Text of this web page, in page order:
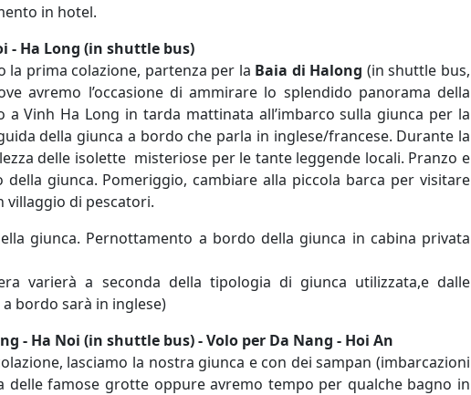
in hotel.
- Ha Long (in shuttle bus)
la prima colazione, partenza per la Baia di Halong (in shuttle bus,
avremo l’occasione di ammirare lo splendido panorama della
a Vinh Ha Long in tarda mattinata all’imbarco sulla giunca per la
della giunca a bordo che parla in inglese/francese. Durante la
delle isolette misteriose per le tante leggende locali. Pranzo e
giunca. Pomeriggio, cambiare alla piccola barca per visitare
di pescatori.
giunca. Pernottamento a bordo della giunca in cabina privata
varierà a seconda della tipologia di giunca utilizzata,e dalle
bordo sarà in inglese)
- Ha Noi (in shuttle bus) - Volo per Da Nang - Hoi An
lasciamo la nostra giunca e con dei sampan (imbarcazioni
delle famose grotte oppure avremo tempo per qualche bagno in